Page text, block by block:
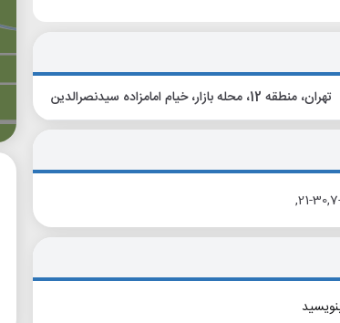
تهران، منطقه 12، محله بازار، خیام امامزاده سیدنصرالدین